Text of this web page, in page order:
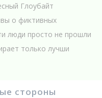
Глоубайт
о фиктивных
люди просто не прошли
только лучши
стороны